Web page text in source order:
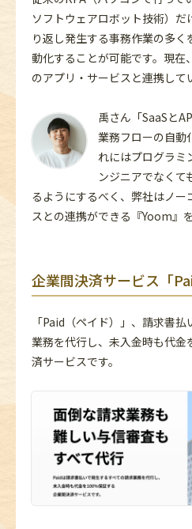
ソフトウェアロボット技術）
り返し発生する事務作業の多
動化することが可能です。現在
のアプリ・サービスと連携して
禹さん「SaaSと
業務フローの自動
れにはプログラミ
ンジニアでなくて
るようにするべく、弊社はノー
スとの連携ができる『Yoom』
企業間決済サービス「
「Paid（ペイド）」、請求書
業務を代行し、未入金時も代
済サービスです。